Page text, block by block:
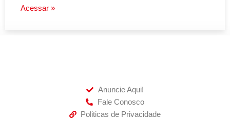
Acessar »
Anuncie Aqui!
Fale Conosco
Politicas de Privacidade